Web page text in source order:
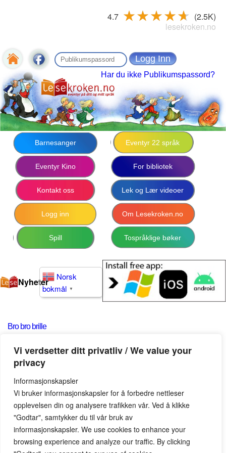
Vi verdsetter ditt privatliv / We value your
privacy
Informasjonskapsler
Vi bruker informasjonskapsler for å forbedre nettleser
opplevelsen din og analysere trafikken vår. Ved å klikke
"Godtar", samtykker du til vår bruk av
informasjonskapsler. We use cookies to enhance your
browsing experience and analyze our traffic. By clicking
(2.5K)
4.7
lesekroken.no
Har du ikke Publikumspassord?
Barnesanger Eventyr 22 språk
Eventyr Kino For bibliotek
Kontakt oss Lek og Lær videoer
Logg inn Om Lesekroken.no
Spill Tospråklige bøker
Nyheter
Norsk
bokmål
▼
Bro bro brille
Klokka ringer ell’ve.
Klokka ringer ell’ve.